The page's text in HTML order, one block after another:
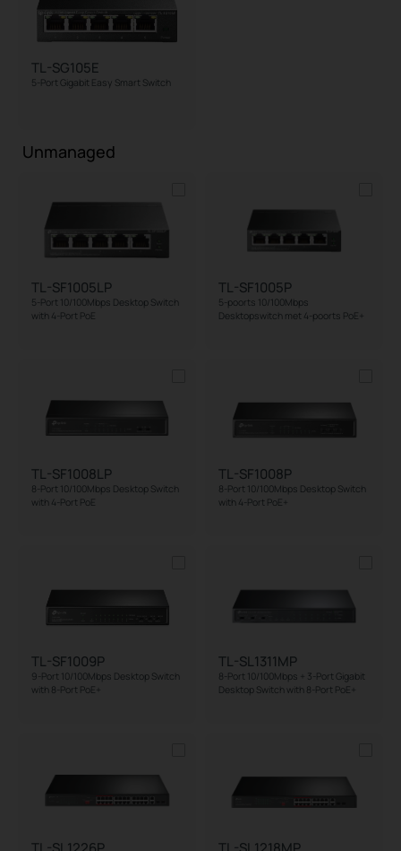
TL-SG105E
5-Port Gigabit Easy Smart Switch
Unmanaged
TL-SF1005LP
5-Port 10/100Mbps Desktop Switch
with 4-Port PoE
TL-SF1005P
5-poorts 10/100Mbps
Desktopswitch met 4-poorts PoE+
TL-SF1008LP
8-Port 10/100Mbps Desktop Switch
with 4-Port PoE
TL-SF1008P
8-Port 10/100Mbps Desktop Switch
with 4-Port PoE+
TL-SF1009P
9-Port 10/100Mbps Desktop Switch
with 8-Port PoE+
TL-SL1311MP
8-Port 10/100Mbps + 3-Port Gigabit
Desktop Switch with 8-Port PoE+